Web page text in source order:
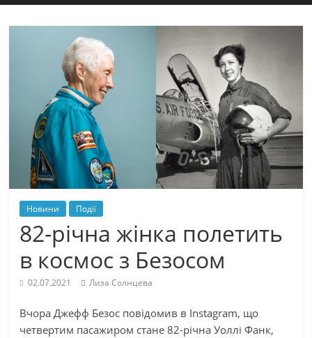
Новини Події
82-річна жінка полетить
в космос з Безосом
02.07.2021 Лиза Солнцева
Вчора Джефф Безос повідомив в Instagram, що
четвертим пасажиром стане 82-річна Уоллі Фанк,